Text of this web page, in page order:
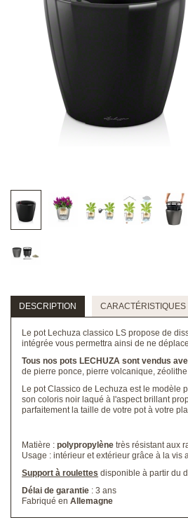
DESCRIPTION
Le pot Lechuza classico LS propose de
intégrée vous permettra ainsi de ne
Tous nos pots LECHUZA sont vendus
de pierre ponce, pierre volcanique,
Le pot Classico de Lechuza est le modèle
son coloris noir laqué à l'aspect brillant
parfaitement la taille de votre pot à votre
Matière : polypropylène très résistant aux
Usage : intérieur et extérieur grâce à la vis
Support à roulettes disponible à partir du
Délai de garantie : 3 ans
Fabriqué en Allemagne